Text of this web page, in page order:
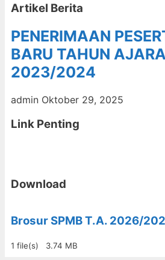
Artikel Berita
PENERIMAAN
BARU TAHUN
2023/2024
admin Oktober 29, 2025
Link Penting
Download
Brosur SPMB T.A. 2026/
1 file(s) 3.74 MB